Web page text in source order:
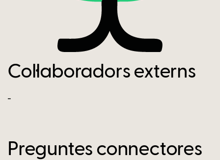
Col·laboradors externs
-
Preguntes connectores